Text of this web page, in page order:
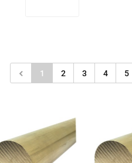
1 2 3 4 5